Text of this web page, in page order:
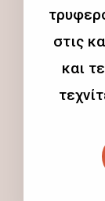
στις
και